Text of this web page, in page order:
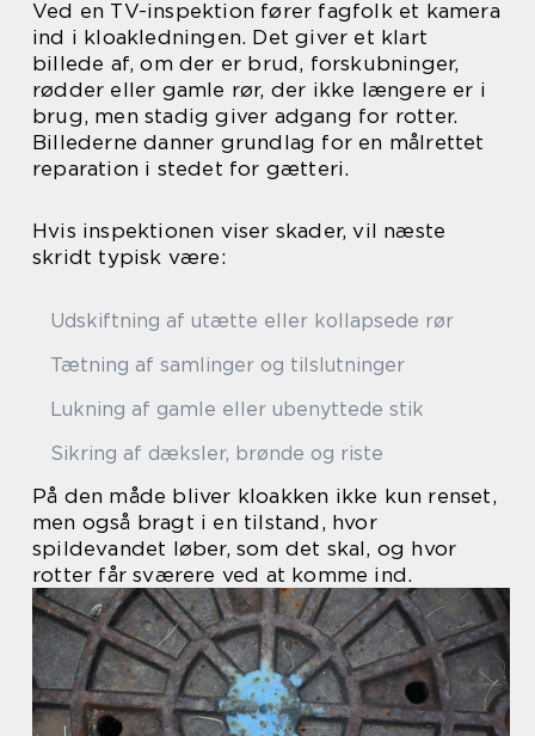
Ved en TV-inspektion fører fagfolk et kamera
ind i kloakledningen. Det giver et klart
billede af, om der er brud, forskubninger,
rødder eller gamle rør, der ikke længere er i
brug, men stadig giver adgang for rotter.
Billederne danner grundlag for en målrettet
reparation i stedet for gætteri.
Hvis inspektionen viser skader, vil næste
skridt typisk være:
Udskiftning af utætte eller kollapsede rør
Tætning af samlinger og tilslutninger
Lukning af gamle eller ubenyttede stik
Sikring af dæksler, brønde og riste
På den måde bliver kloakken ikke kun renset,
men også bragt i en tilstand, hvor
spildevandet løber, som det skal, og hvor
rotter får sværere ved at komme ind.